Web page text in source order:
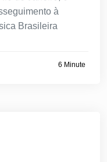
à
Brasileira
6 Minute